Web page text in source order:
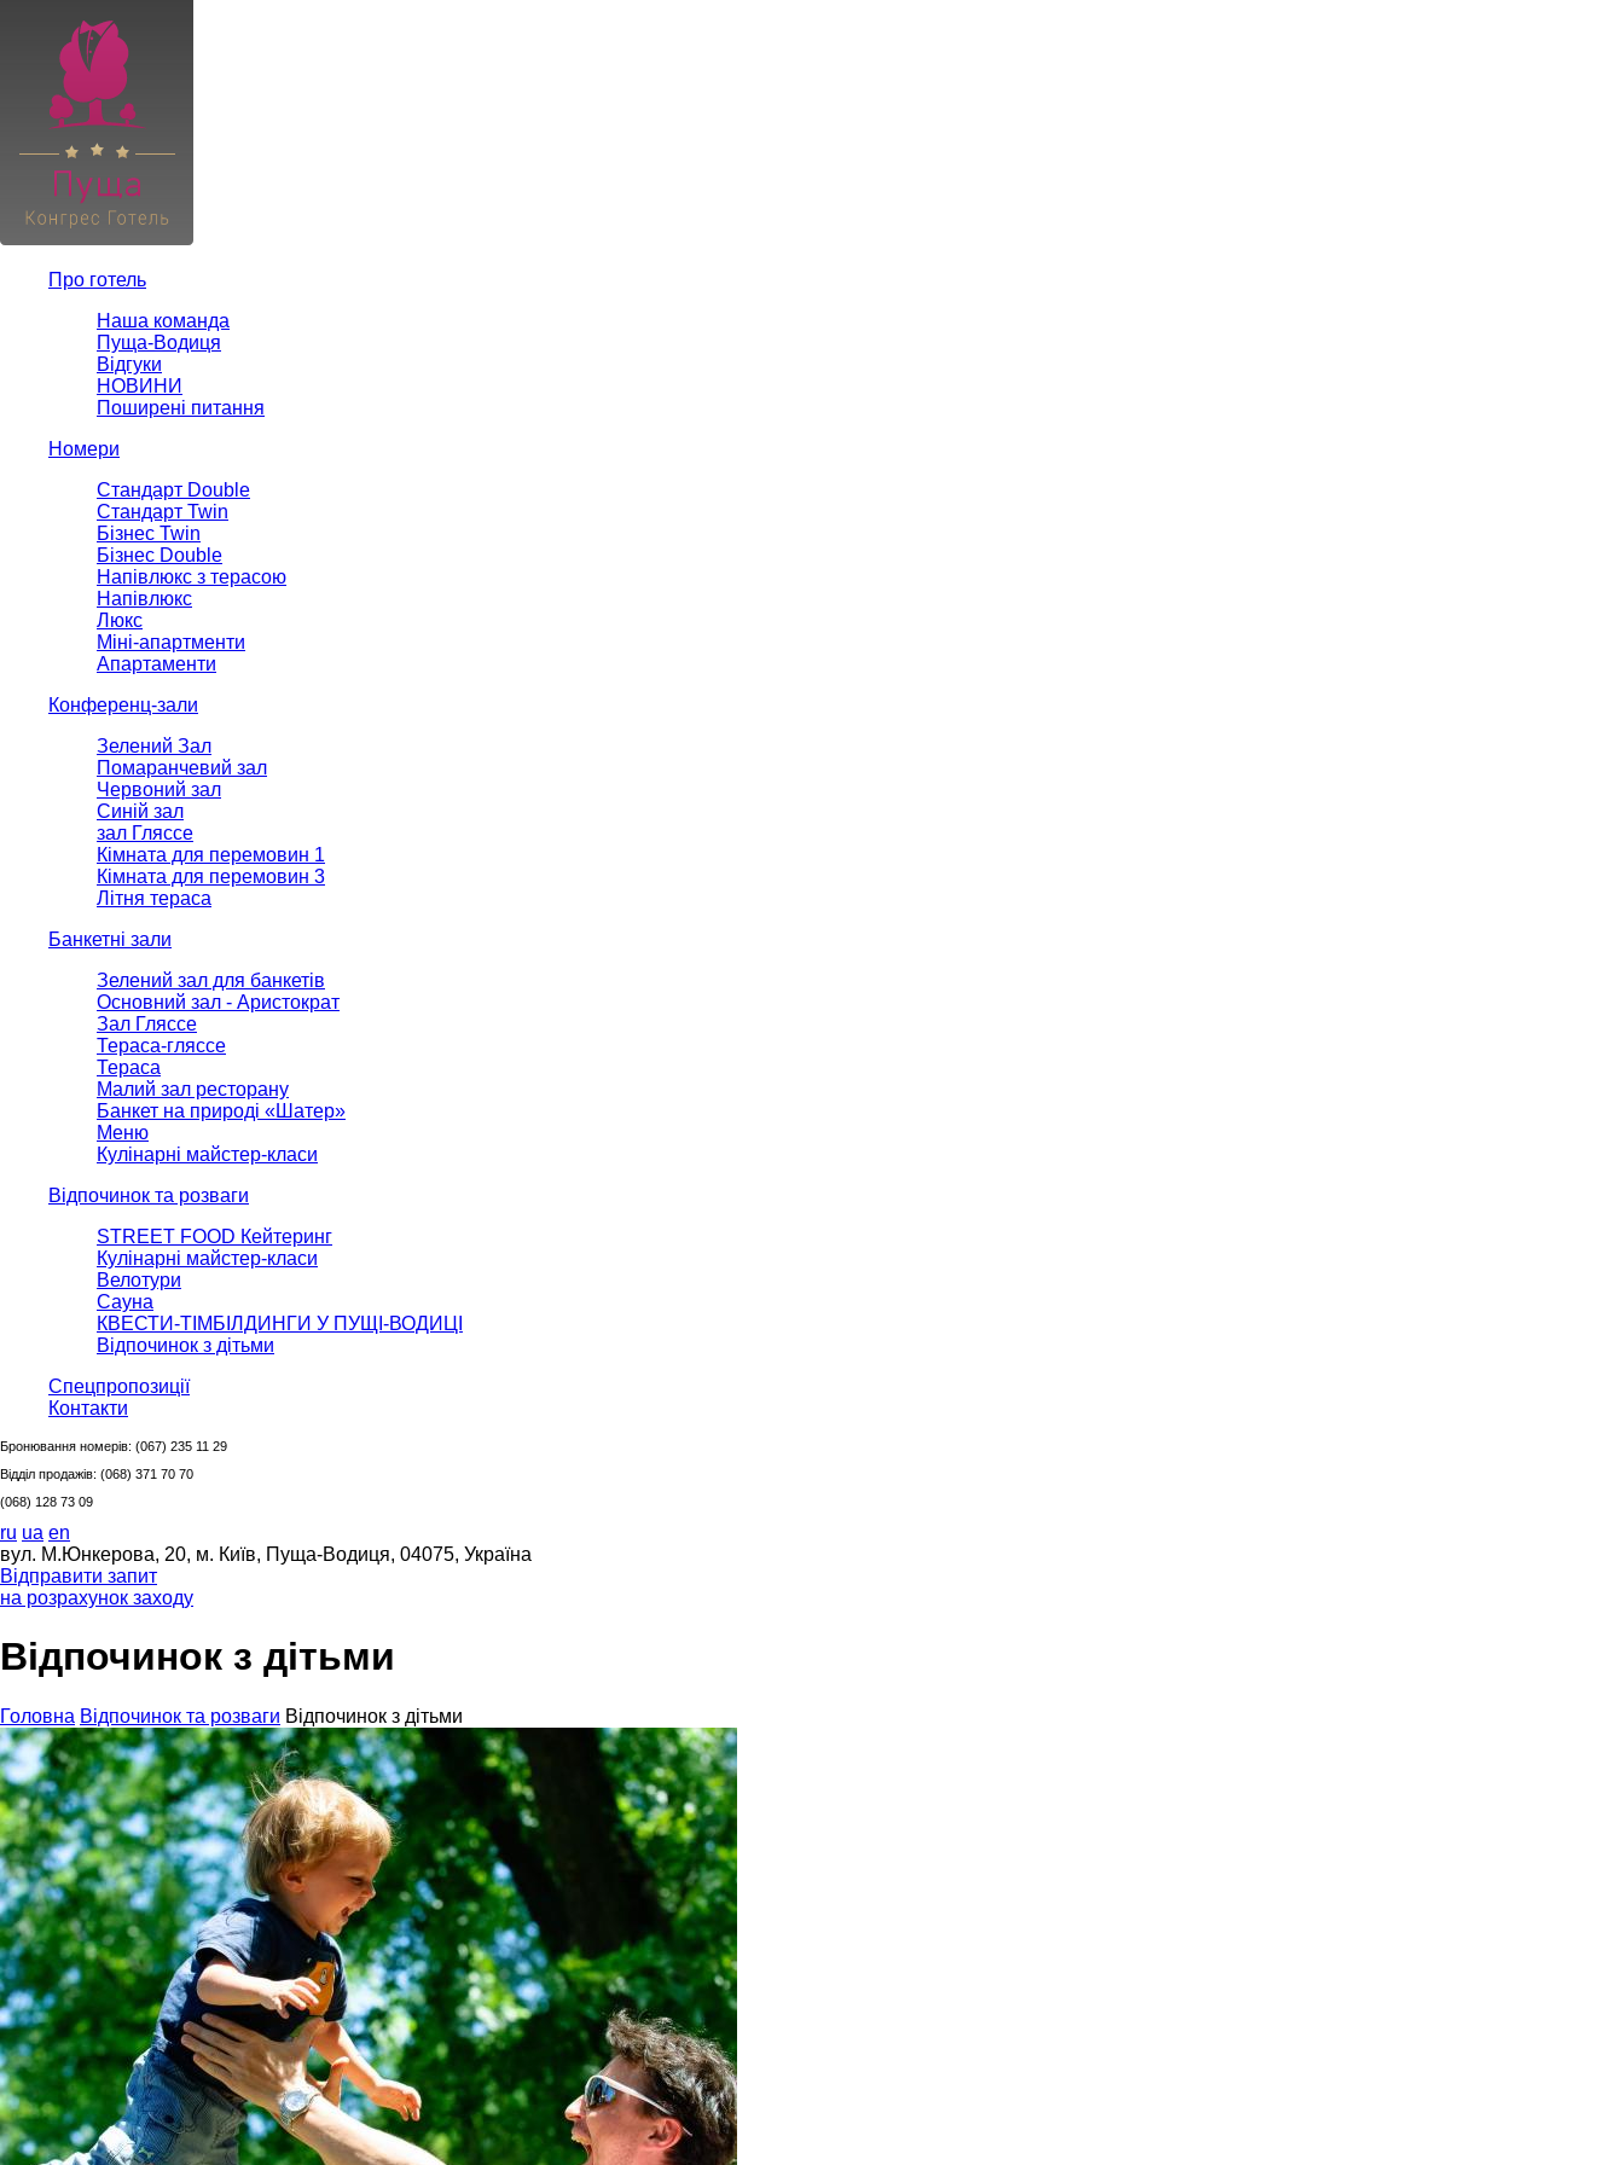
Про готель
Наша команда
Пуща-Водиця
Відгуки
НОВИНИ
Поширені питання
Номери
Стандарт Double
Стандарт Twin
Бізнес Twin
Бізнес Double
Напівлюкс з терасою
Напівлюкс
Люкс
Міні-апартменти
Апартаменти
Конференц-зали
Зелений Зал
Помаранчевий зал
Червоний зал
Синій зал
зал Гляссе
Кімната для перемовин 1
Кімната для перемовин 3
Літня тераса
Банкетні зали
Зелений зал для банкетів
Основний зал - Аристократ
Зал Гляссе
Тераса-гляссе
Тераса
Малий зал ресторану
Банкет на природі «Шатер»
Меню
Кулінарні майстер-класи
Відпочинок та розваги
STREET FOOD Кейтеринг
Кулінарні майстер-класи
Велотури
Сауна
КВЕСТИ-ТІМБІЛДИНГИ У ПУЩІ-ВОДИЦІ
Відпочинок з дітьми
Спецпропозиції
Контакти
Бронювання номерів: (067) 235 11 29
Відділ продажів: (068) 371 70 70
(068) 128 73 09
ru ua en
вул. М.Юнкерова, 20, м. Київ, Пуща-Водиця, 04075, Україна
Відправити запит
на розрахунок заходу
Відпочинок з дітьми
Головна Відпочинок та розваги Відпочинок з дітьми